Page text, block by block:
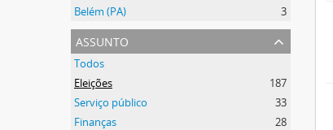
Belém (PA)
3
assunto
Todos
Eleições
187
Serviço público
33
Finanças
28